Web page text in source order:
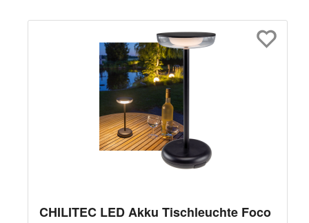
CHILITEC LED Akku Tischleuchte Foco